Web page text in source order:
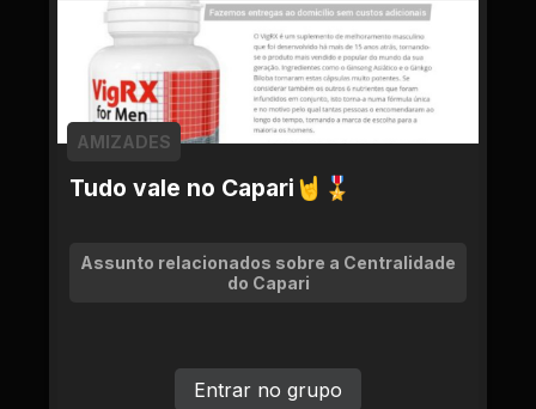
Tudo vale no Capari🤘🎖
AMIZADES
Assunto relacionados sobre a Centralidade
do Capari
Entrar no grupo